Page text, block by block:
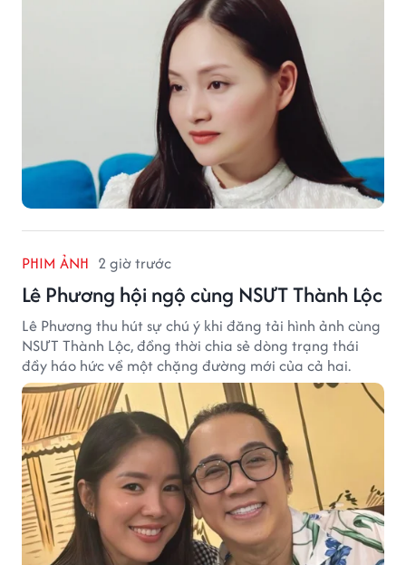
PHIM ẢNH 2 giờ trước
Lê Phương hội ngộ cùng NSƯT Thành Lộc
Lê Phương thu hút sự chú ý khi đăng tải hình ảnh cùng
NSƯT Thành Lộc, đồng thời chia sẻ dòng trạng thái
đầy háo hức về một chặng đường mới của cả hai.